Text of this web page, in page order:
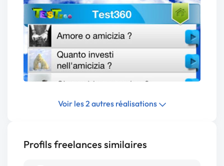
Voir les 2 autres réalisations
Profils freelances similaires